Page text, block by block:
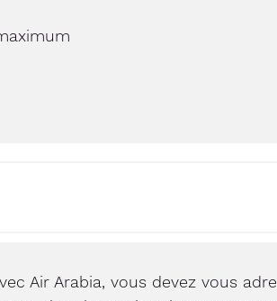
Air Arabia, vous devez vous